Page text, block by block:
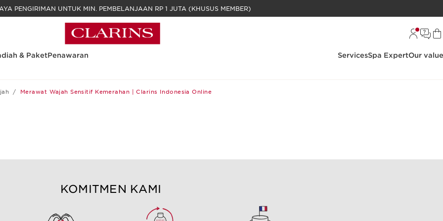
GRATIS BIAYA PENGIRIMAN UNTUK MIN. PEMBELANJAAN RP 1 JUTA (KHUSUS MEMBER)
& PaketPenawaran ServicesSpa ExpertOur
Merawat Wajah Sensitif Kemerahan | Clarins Indonesia Online
KOMITMEN KAMI